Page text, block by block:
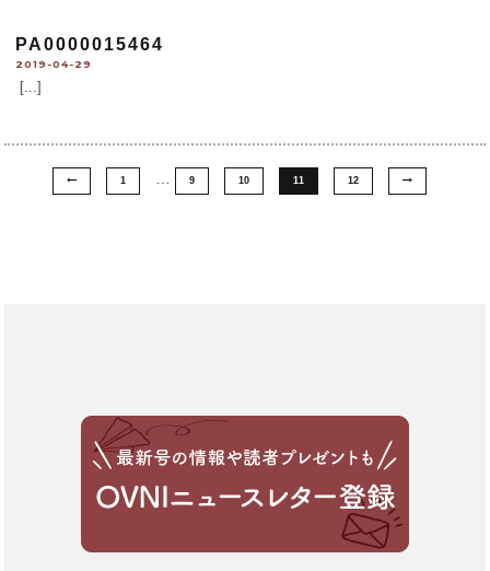
PA0000015464
2019-04-29
[...]
1 9 10 11 12